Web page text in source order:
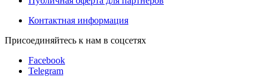
Контактная информация
Присоединяйтесь к нам в соцсетях
Facebook
Telegram